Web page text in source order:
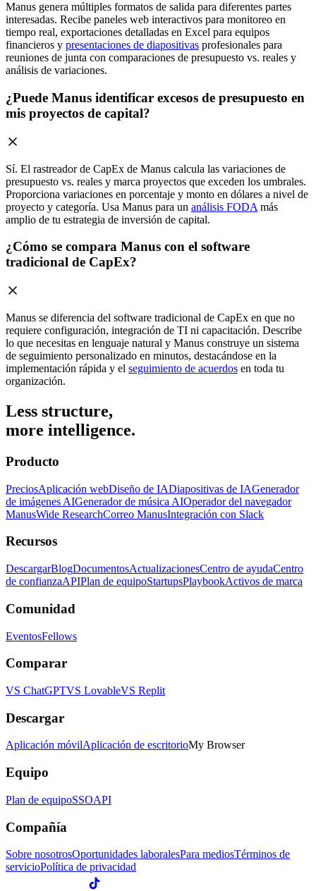
Manus genera múltiples formatos de salida para diferentes partes
interesadas. Recibe paneles web interactivos para monitoreo en
tiempo real, exportaciones detalladas en Excel para equipos
financieros y presentaciones de diapositivas profesionales para
reuniones de junta con comparaciones de presupuesto vs. reales y
análisis de variaciones.
¿Puede Manus identificar excesos de presupuesto en
mis proyectos de capital?
Sí. El rastreador de CapEx de Manus calcula las variaciones de
presupuesto vs. reales y marca proyectos que exceden los umbrales.
Proporciona variaciones en porcentaje y monto en dólares a nivel de
proyecto y categoría. Usa Manus para un análisis FODA más
amplio de tu estrategia de inversión de capital.
¿Cómo se compara Manus con el software
tradicional de CapEx?
Manus se diferencia del software tradicional de CapEx en que no
requiere configuración, integración de TI ni capacitación. Describe
lo que necesitas en lenguaje natural y Manus construye un sistema
de seguimiento personalizado en minutos, destacándose en la
implementación rápida y el seguimiento de acuerdos en toda tu
organización.
Less structure,
more intelligence.
Producto
PreciosAplicación webDiseño de IADiapositivas de IAGenerador
de imágenes AIGenerador de música AIOperador del navegador
ManusWide ResearchCorreo ManusIntegración con Slack
Recursos
DescargarBlogDocumentosActualizacionesCentro de ayudaCentro
de confianzaAPIPlan de equipoStartupsPlaybookActivos de marca
Comunidad
EventosFellows
Comparar
VS ChatGPTVS LovableVS Replit
Descargar
Aplicación móvilAplicación de escritorioMy Browser
Equipo
Plan de equipoSSOAPI
Compañía
Sobre nosotrosOportunidades laboralesPara mediosTérminos de
servicioPolítica de privacidad